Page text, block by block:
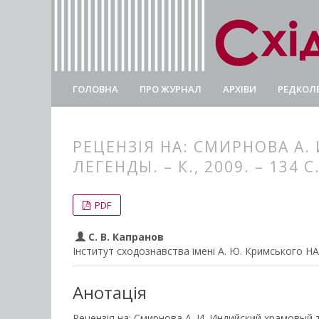
ГОЛОВНА ПРО ЖУРНАЛ АРХІВИ
РЕЦЕНЗІЯ НА: СМИРНОВА
ЛЕГЕНДЫ. – К., 2009. – 134
PDF
С. В. Капранов
Інститут сходознавства імені А. Ю. Кримського
Анотація